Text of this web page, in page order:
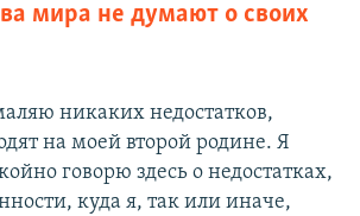
мира не думают о своих
никаких недостатков,
на моей второй родине. Я
говорю здесь о недостатках,
куда я, так или иначе,